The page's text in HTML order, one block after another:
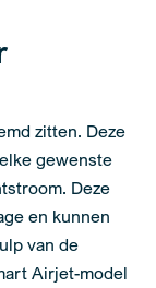
zitten. Deze
gewenste
Deze
en kunnen
van de
Airjet-model